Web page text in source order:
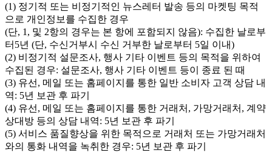
(1) 정기적 또는 비정기적인 뉴스레터 발송 등의 마켓팅 목적
으로 개인정보를 수집한 경우
(단, 1, 및 2항의 경우는 본 항에 포함되지 않음): 수집한 날로부
터5년 (단, 수신거부시 수신 거부한 날로부터 5일 이내)
(2) 비정기적 설문조사, 행사 기타 이벤트 등의 목적을 위하여
수집된 경우: 설문조사, 행사 기타 이벤트 등이 종료 된 때
(3) 유선, 메일 또는 홈페이지를 통한 일반 소비자 고객 상담 내
역: 5년 보관 후 파기
(4) 유선, 메일 또는 홈페이지를 통한 거래처, 가망거래처, 계약
상대방 등의 상담 내역: 5년 보관 후 파기
(5) 서비스 품질향상을 위한 목적으로 거래처 또는 가망거래처
와의 통화 내역을 녹취한 경우: 5년 보관 후 파기